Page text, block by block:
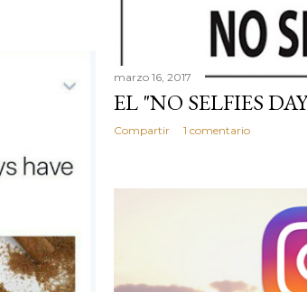
marzo 16, 2017
EL "NO SELFIES
Compartir 1 comentario